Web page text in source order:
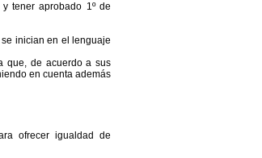
tener aprobado 1º de
inician en el lenguaje
que, de acuerdo a sus
en cuenta además
ofrecer igualdad de